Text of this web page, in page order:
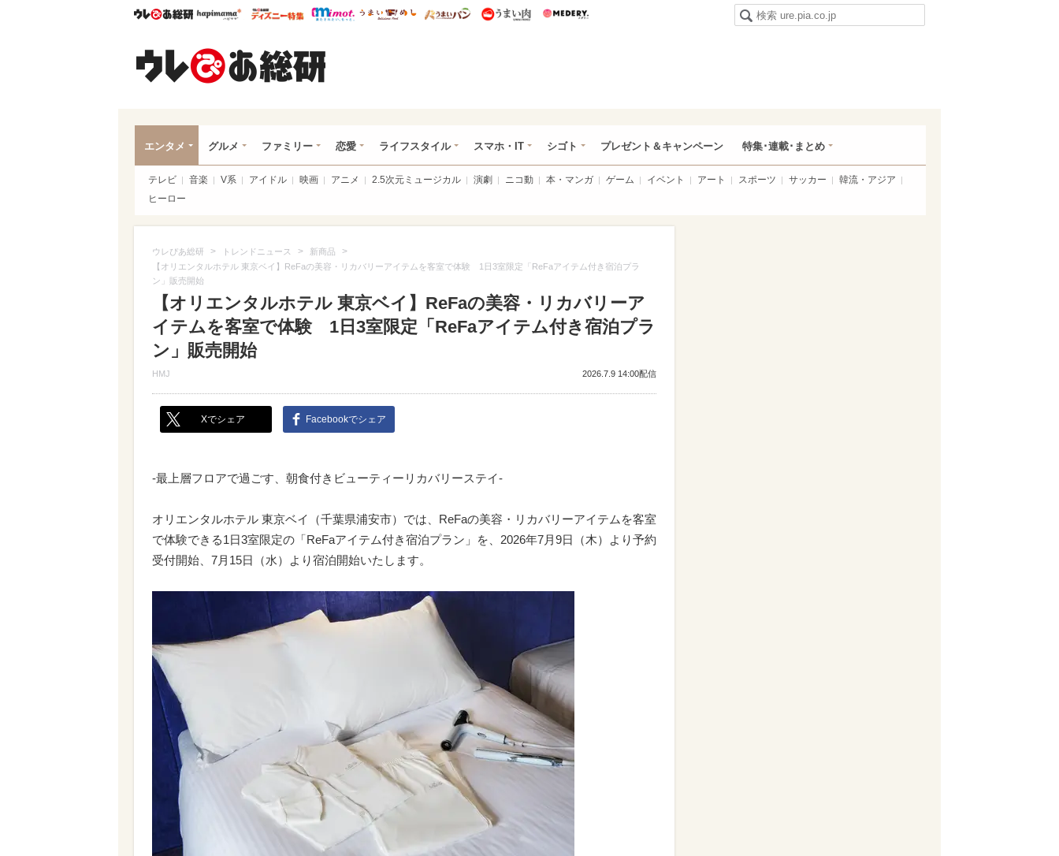
ウレぴあ総研ハピママ* ウレぴあ総研 ディズニー特集
mimot. うまいめし うまいパン うまい肉
エンタメ グルメ ファミリー 恋愛 ライフスタイル スマホ・IT シゴト プレゼント＆キャンペーン 特集･連載･まとめ
テレビ 音楽 V系 アイドル 映画 アニメ 2.5次元ミュージカル 演劇 ニコ動 本・マンガ ゲーム イベント アート スポーツ サッカー
韓流・アジア
ヒーロー
ウレぴあ総研 > トレンドニュース > 新商品 >
【オリエンタルホテル 東京ベイ】ReFaの美容・リカバリーアイテムを客室で体験 1日3室限定「ReFaアイテム付き宿泊プラ
ン」販売開始
【オリエンタルホテル 東京ベイ】ReFaの美容・リカバリーア
イテムを客室で体験 1日3室限定「ReFaアイテム付き宿泊プラ
ン」販売開始
HMJ 2026.7.9 14:00配信
Xでシェア Facebookでシェア
-最上層フロアで過ごす、朝食付きビューティーリカバリーステイ-
オリエンタルホテル 東京ベイ（千葉県浦安市）では、ReFaの美容・リカバリーアイテムを客室
で体験できる1日3室限定の「ReFaアイテム付き宿泊プラン」を、2026年7月9日（木）より予約
受付開始、7月15日（水）より宿泊開始いたします。